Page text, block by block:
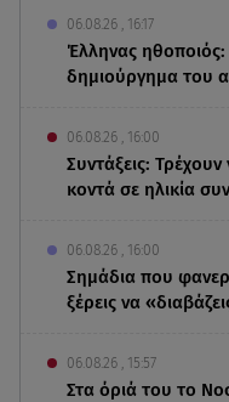
06.08.26 , 16:17
Έλληνας ηθοποιός:
δημιούργημα του
06.08.26 , 16:00
Συντάξεις:
κοντά σε ηλικία
06.08.26 , 16:00
Σημάδια που
ξέρεις να
06.08.26 , 15:57
Στα όριά του το